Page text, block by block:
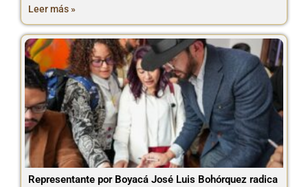
Leer más »
Representante por Boyacá José Luis Bohórquez radica